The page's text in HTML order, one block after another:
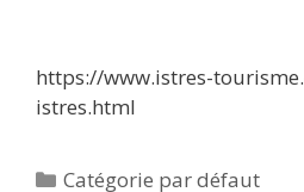
https://www.istres-
istres.html
Catégories
Catégorie par défaut